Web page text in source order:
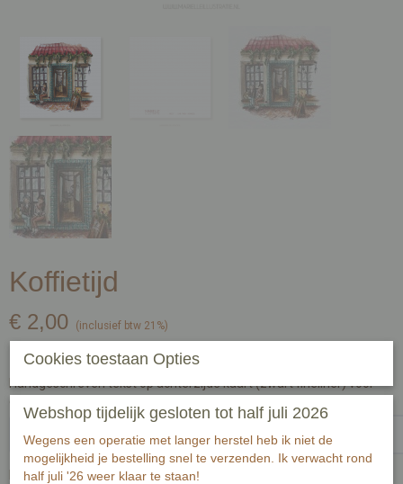
Koffietijd
€ 2,00 (inclusief btw 21%)
Op voorraad
Handgeschreven tekst op achterzijde kaart (zwart fineliner) voor
Passende envelop bij deze kaart
Cookies toestaan Opties
Webshop tijdelijk gesloten tot half juli 2026
Wegens een operatie met langer herstel heb ik niet de
mogelijkheid je bestelling snel te verzenden. Ik verwacht rond
half juli '26 weer klaar te staan!